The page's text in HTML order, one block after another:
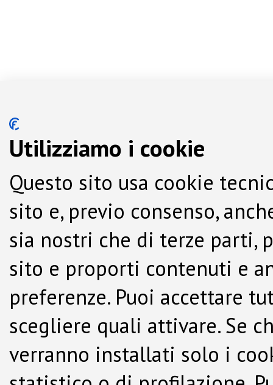
Utilizziamo i cookie
Questo sito usa cookie
sito e, previo consenso,
sia nostri che di terze parti,
sito e proporti contenuti e
preferenze. Puoi accettare
scegliere quali attivare. Se
verranno installati solo i